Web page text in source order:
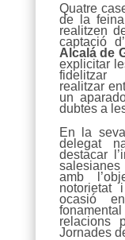
Quatre
de la
realitzen
captació
Alcalá de
explicitar
fidelitzar
realitzar
un
dubtes a
En la
delegat
destacar
amb
notorietat
ocasió
relacions
Jornades